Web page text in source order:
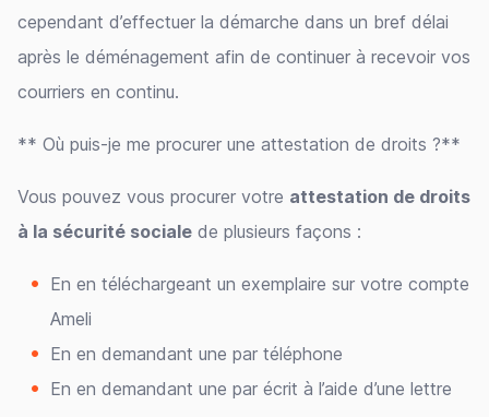
cependant d’effectuer la démarche dans un bref délai
après le déménagement afin de continuer à recevoir vos
courriers en continu.
** Où puis-je me procurer une attestation de droits ?**
Vous pouvez vous procurer votre attestation de droits
à la sécurité sociale de plusieurs façons :
En en téléchargeant un exemplaire sur votre compte
Ameli
En en demandant une par téléphone
En en demandant une par écrit à l’aide d’une lettre